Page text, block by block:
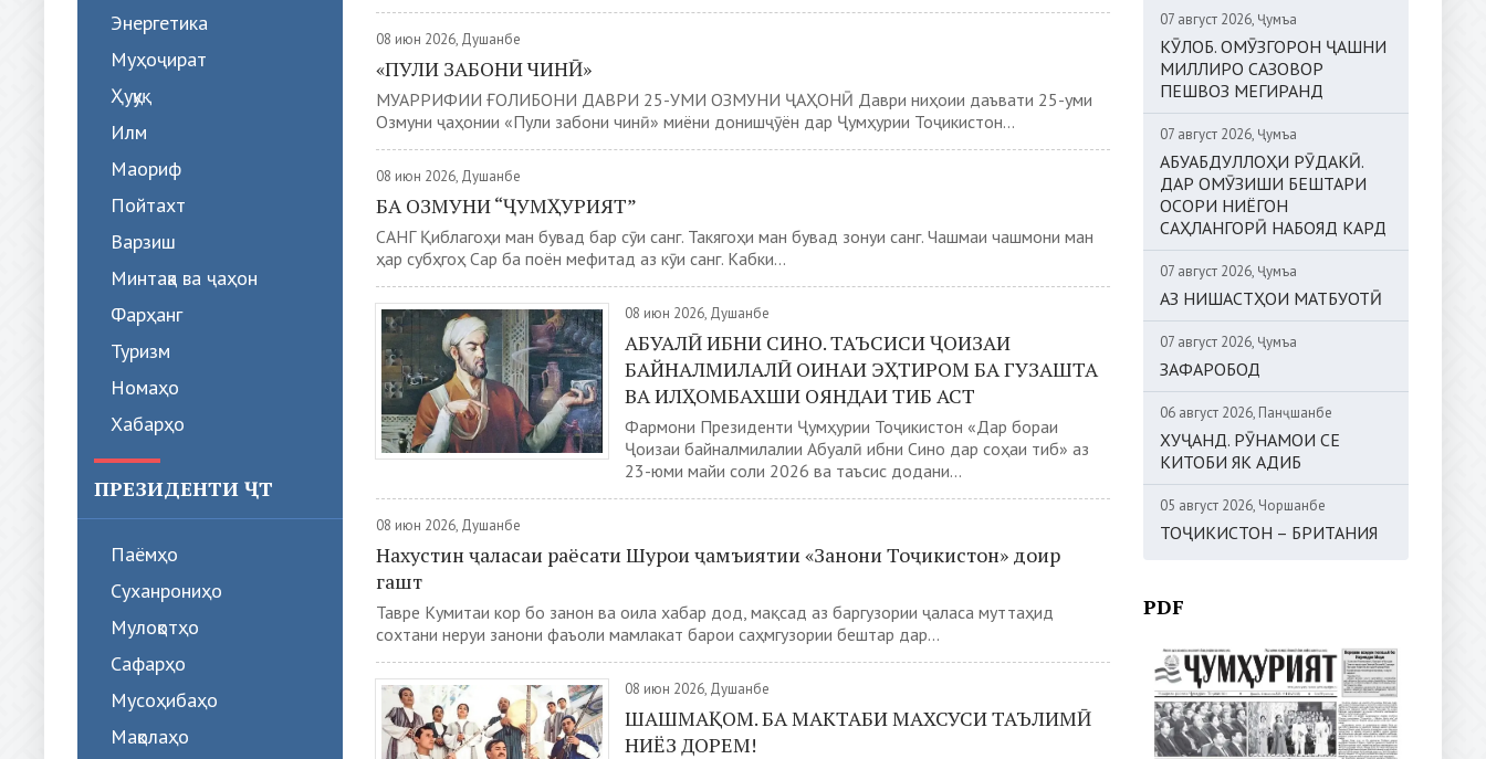
Энергетика
Муҳоҷират
Ҳуқуқ
Илм
Маориф
Пойтахт
Варзиш
Минтақа ва ҷаҳон
Фарҳанг
Туризм
Номаҳо
Хабарҳо
ПРЕЗИДЕНТИ ҶТ
Паёмҳо
Суханрониҳо
Мулоқотҳо
Сафарҳо
Мусоҳибаҳо
Мақолаҳо
08 июн 2026, Душанбе
«ПУЛИ ЗАБОНИ ЧИНӢ»
МУАРРИФИИ ҒОЛИБОНИ ДАВРИ 25-УМИ ОЗМУНИ ҶАҲОНӢ Даври ниҳоии даъвати 25-уми
Озмуни ҷаҳонии «Пули забони чинӣ» миёни донишҷӯён дар Ҷумҳурии Тоҷикистон...
08 июн 2026, Душанбе
БА ОЗМУНИ “ҶУМҲУРИЯТ”
САНГ Қиблагоҳи ман бувад бар сӯи санг. Такягоҳи ман бувад зонуи санг. Чашмаи чашмони ман
ҳар субҳгоҳ Сар ба поён мефитад аз кӯи санг. Кабки...
08 июн 2026, Душанбе
АБУАЛӢ ИБНИ СИНО. ТАЪСИСИ ҶОИЗАИ
БАЙНАЛМИЛАЛӢ ОИНАИ ЭҲТИРОМ БА ГУЗАШТА
ВА ИЛҲОМБАХШИ ОЯНДАИ ТИБ АСТ
Фармони Президенти Ҷумҳурии Тоҷикистон «Дар бораи
Ҷоизаи байналмилалии Абуалӣ ибни Сино дар соҳаи тиб» аз
23-юми майи соли 2026 ва таъсис додани...
08 июн 2026, Душанбе
Нахустин ҷаласаи раёсати Шурои ҷамъиятии «Занони Тоҷикистон» доир
гашт
Тавре Кумитаи кор бо занон ва оила хабар дод, мақсад аз баргузории ҷаласа муттаҳид
сохтани неруи занони фаъоли мамлакат барои саҳмгузории бештар дар...
08 июн 2026, Душанбе
ШАШМАҚОМ. БА МАКТАБИ МАХСУСИ ТАЪЛИМӢ
НИЁЗ ДОРЕМ!
07 август 2026, Ҷумъа
КӮЛОБ. ОМӮЗГОРОН ҶАШНИ
МИЛЛИРО САЗОВОР
ПЕШВОЗ МЕГИРАНД
07 август 2026, Ҷумъа
АБУАБДУЛЛОҲИ РӮДАКӢ.
ДАР ОМӮЗИШИ БЕШТАРИ
ОСОРИ НИЁГОН
САҲЛАНГОРӢ НАБОЯД КАРД
07 август 2026, Ҷумъа
АЗ НИШАСТҲОИ МАТБУОТӢ
07 август 2026, Ҷумъа
ЗАФАРОБОД
06 август 2026, Панҷшанбе
ХУҶАНД. РӮНАМОИ СЕ
КИТОБИ ЯК АДИБ
05 август 2026, Чоршанбе
ТОҶИКИСТОН – БРИТАНИЯ
PDF